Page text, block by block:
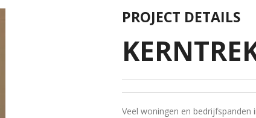
PROJECT DETAILS
Veel woningen en